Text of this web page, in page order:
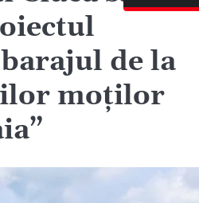
de la
moților